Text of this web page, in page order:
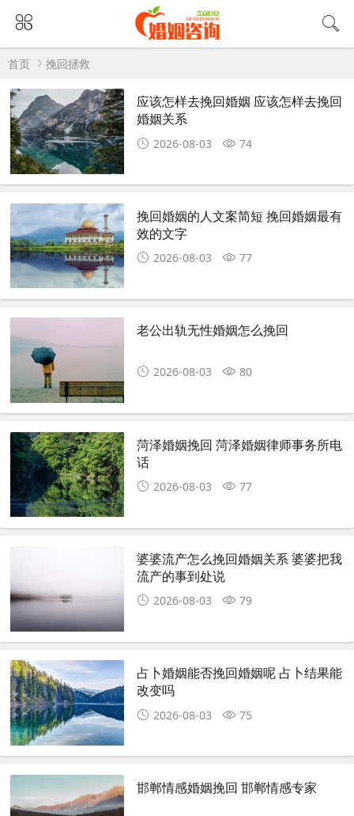
首页 挽回拯救
应该怎样去挽回婚姻 应该怎样去挽回
婚姻关系
2026-08-03 74
挽回婚姻的人文案简短 挽回婚姻最有
效的文字
2026-08-03 77
老公出轨无性婚姻怎么挽回
2026-08-03 80
菏泽婚姻挽回 菏泽婚姻律师事务所电
话
2026-08-03 77
婆婆流产怎么挽回婚姻关系 婆婆把我
流产的事到处说
2026-08-03 79
占卜婚姻能否挽回婚姻呢 占卜结果能
改变吗
2026-08-03 75
邯郸情感婚姻挽回 邯郸情感专家